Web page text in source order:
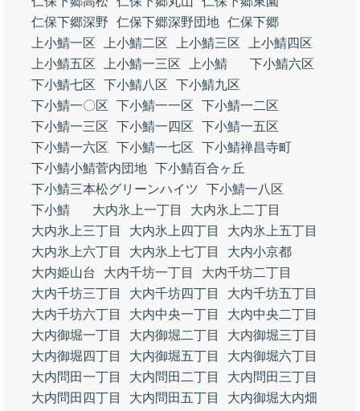
仁保下郷深野
仁保下郷深野団地 仁保下郷
上小鯖一区
上小鯖二区 上小鯖三区
上小鯖四区
上小鯖五区
上小鯖一三区 上小鯖
下小鯖六区
下小鯖七区
下小鯖八区
下小鯖九区
下小鯖一〇区
下小鯖一一区
下小鯖一二区
下小鯖一三区
下小鯖一四区
下小鯖一五区
下小鯖一六区
下小鯖一七区
下小鯖禅昌寺町
下小鯖小鯖菅内団地 下小鯖百合ヶ丘
下小鯖三本松グリーンハイツ
下小鯖一八区
下小鯖
大内氷上一丁目
大内氷上二丁目
大内氷上三丁目
大内氷上四丁目
大内氷上五丁目
大内氷上六丁目
大内氷上七丁目
大内小京都
大内姫山台
大内千坊一丁目
大内千坊二丁目
大内千坊三丁目
大内千坊四丁目
大内千坊五丁目
大内千坊六丁目
大内中央一丁目
大内中央二丁目
大内御堀一丁目
大内御堀二丁目
大内御堀三丁目
大内御堀四丁目
大内御堀五丁目
大内御堀六丁目
大内問田一丁目
大内問田二丁目
大内問田三丁目
大内問田四丁目
大内問田五丁目
大内御堀大内畑